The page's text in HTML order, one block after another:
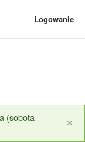
Logowanie
(sobota-
×